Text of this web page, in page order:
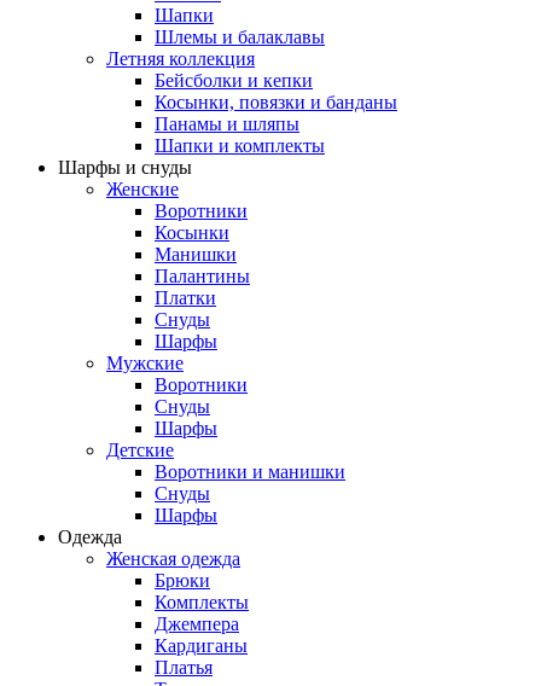
Шапки
Шлемы и балаклавы
Летняя коллекция
Бейсболки и кепки
Косынки, повязки и банданы
Панамы и шляпы
Шапки и комплекты
Шарфы и снуды
Женские
Воротники
Косынки
Манишки
Палантины
Платки
Снуды
Шарфы
Мужские
Воротники
Снуды
Шарфы
Детские
Воротники и манишки
Снуды
Шарфы
Одежда
Женская одежда
Брюки
Комплекты
Джемпера
Кардиганы
Платья